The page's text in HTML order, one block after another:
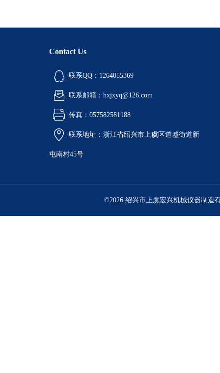
Contact Us
联系QQ：1264055369
联系邮箱：hxjxyq@126.com
传真：057582581188
联系地址：浙江省绍兴市上虞区道墟街道新
屯南村45号
©2026 绍兴市上虞宏兴机械仪器制造